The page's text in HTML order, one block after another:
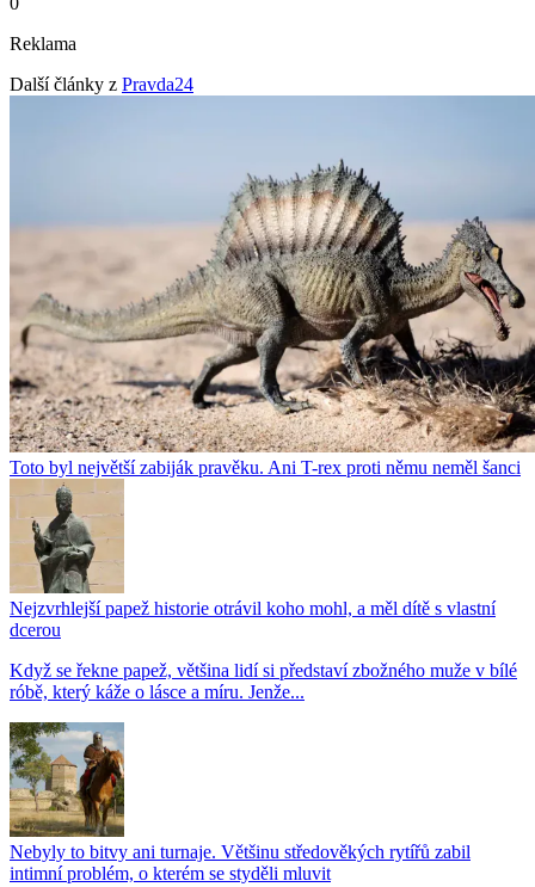
Reklama
Další články z Pravda24
Toto byl největší zabiják pravěku. Ani T-rex proti němu neměl šanci
Nejzvrhlejší papež historie otrávil koho mohl, a měl dítě s vlastní
dcerou
Když se řekne papež, většina lidí si představí zbožného muže v bílé
róbě, který káže o lásce a míru. Jenže...
Nebyly to bitvy ani turnaje. Většinu středověkých rytířů zabil
intimní problém, o kterém se styděli mluvit